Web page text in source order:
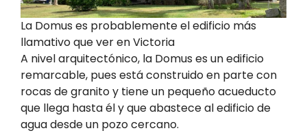
La Domus es probablemente el edificio más
llamativo que ver en Victoria
A nivel arquitectónico, la Domus es un edificio
remarcable, pues está construido en parte con
rocas de granito y tiene un pequeño acueducto
que llega hasta él y que abastece al edificio de
agua desde un pozo cercano.